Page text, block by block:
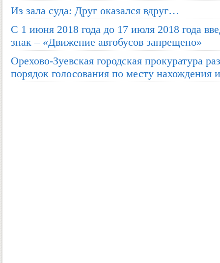
Из зала суда: Друг оказался вдруг…
С 1 июня 2018 года до 17 июля 2018 года
знак – «Движение автобусов запрещено»
Орехово-Зуевская городская прокуратура
порядок голосования по месту нахождения